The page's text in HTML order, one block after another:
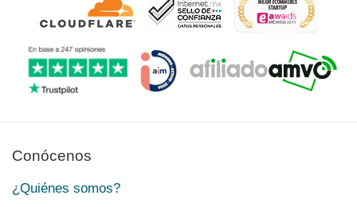
Conócenos
¿Quiénes somos?